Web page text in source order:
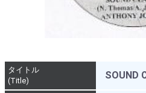
タイトル
(Title)
SOUND